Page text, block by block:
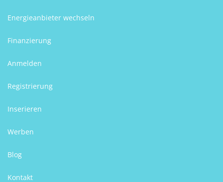
Energieanbieter wechseln
Finanzierung
Anmelden
Registrierung
Inserieren
Werben
Blog
Kontakt